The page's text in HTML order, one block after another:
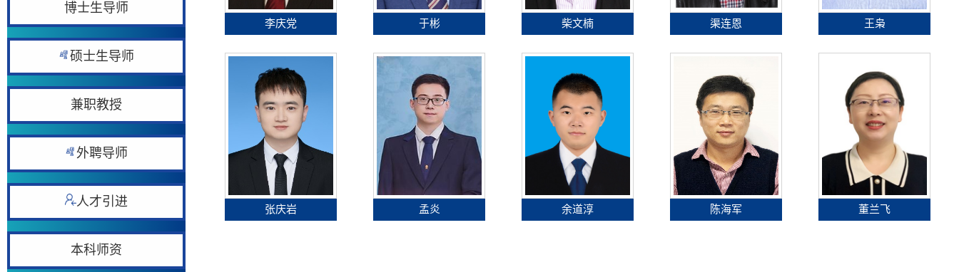
博士生导师
硕士生导师
兼职教授
外聘导师
人才引进
本科师资
李庆党 于彬 柴文楠 渠连恩 王枭
张庆岩 孟炎 余道淳 陈海军 董兰飞